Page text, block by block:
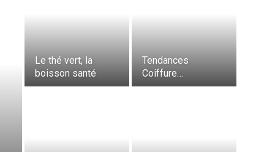
Le thé vert, la
boisson santé
Tendances
Coiffure…